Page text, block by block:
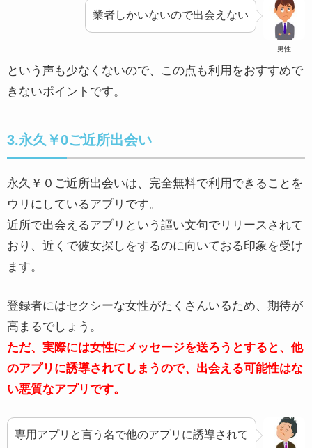
男性
業者しかいないので出会えない
という声も少なくないので、この点も利用をおすすめで
きないポイントです。
3.永久￥0ご近所出会い
永久￥０ご近所出会いは、完全無料で利用できることを
ウリにしているアプリです。
近所で出会えるアプリという謳い文句でリリースされて
おり、近くで彼女探しをするのに向いておる印象を受け
ます。
登録者にはセクシーな女性がたくさんいるため、期待が
高まるでしょう。
ただ、実際には女性にメッセージを送ろうとすると、他
のアプリに誘導されてしまうので、出会える可能性はな
い悪質なアプリです。
専用アプリと言う名で他のアプリに誘導されて